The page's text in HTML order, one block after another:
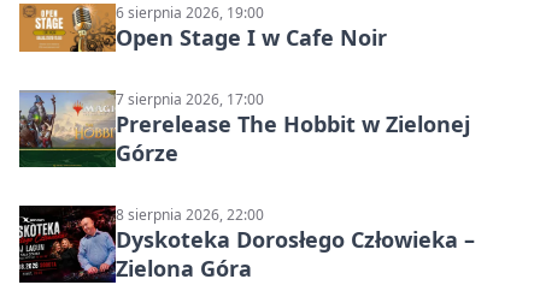
6 sierpnia 2026, 19:00
Open Stage I w Cafe Noir
7 sierpnia 2026, 17:00
Prerelease The Hobbit w Zielonej
Górze
8 sierpnia 2026, 22:00
Dyskoteka Dorosłego Człowieka –
Zielona Góra